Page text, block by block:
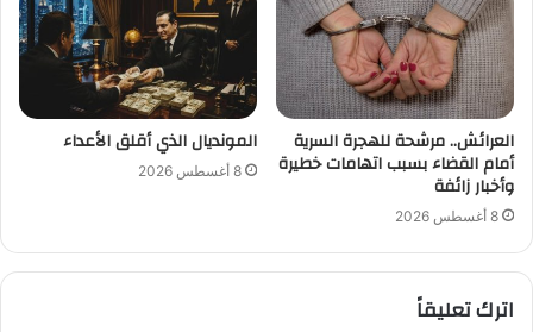
العرائش.. مرشحة للهجرة السرية
أمام القضاء بسبب اتهامات خطيرة
وأخبار زائفة
8 أغسطس 2026
المونديال الذي أقلق الأعداء
8 أغسطس 2026
اترك تعليقاً